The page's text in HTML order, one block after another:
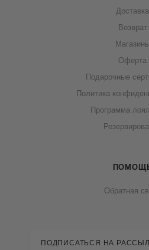
Доставка
Возврат
Магазины
Оферта
Подарочные
Политика
Программа
Обратная
ПОДПИСАТЬСЯ НА